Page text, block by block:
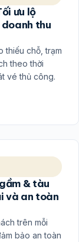
ưu lộ
thu
thiếu chỗ, trạm
theo thời
vé thủ công.
& tàu
và an toàn
trên mỗi
bảo an toàn